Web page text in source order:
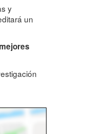
y
un